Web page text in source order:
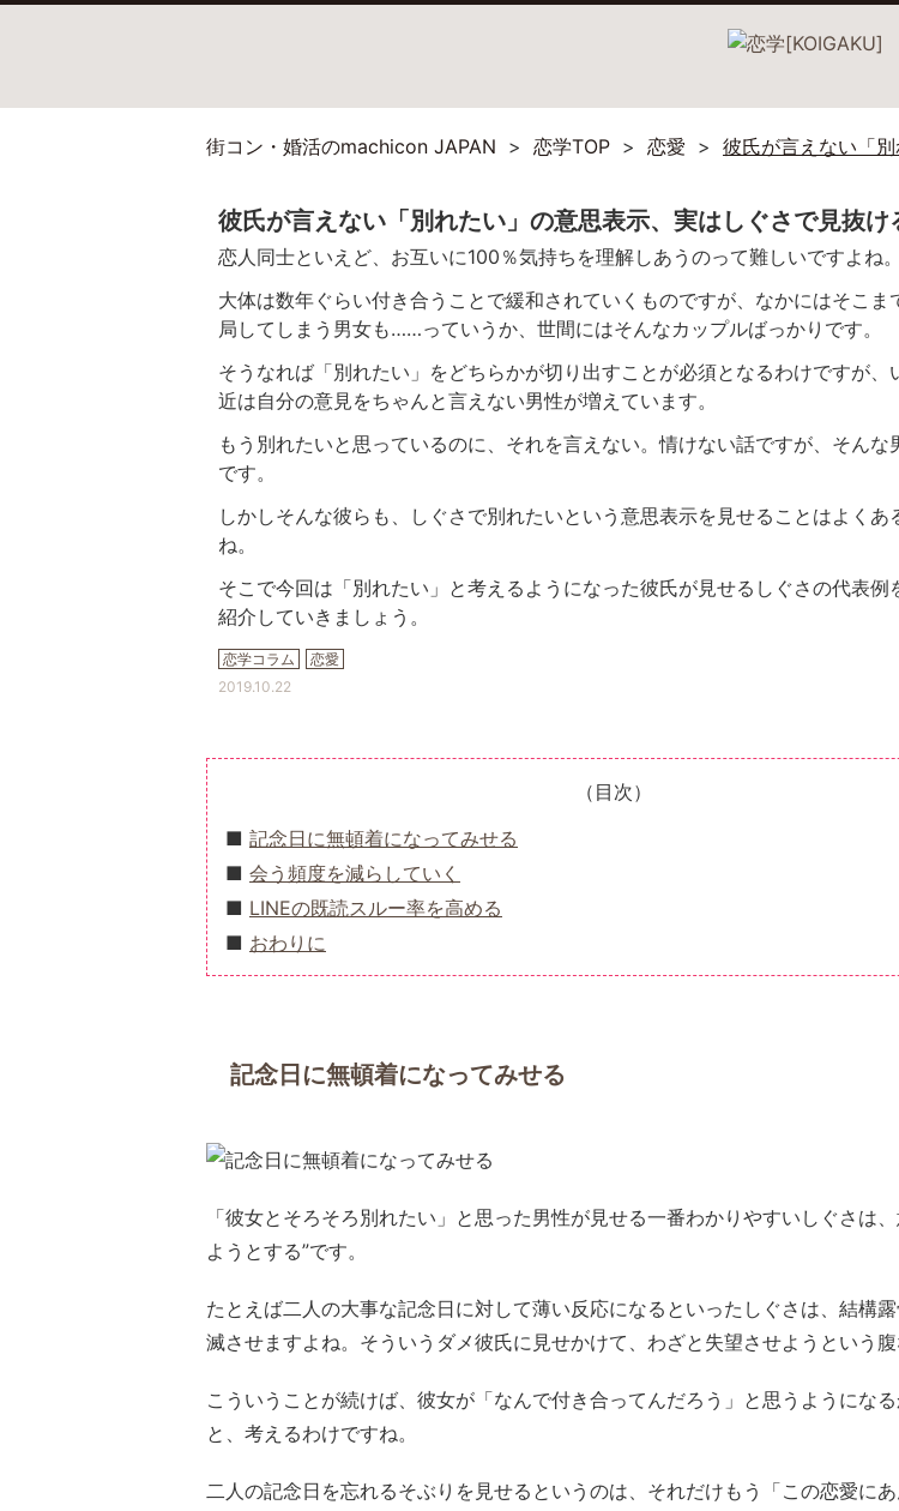
街コン・婚活のmachicon JAPAN 恋学TOP 恋愛 彼氏が言えない「
彼氏が言えない「別れたい」の意思表示、実はしぐさで見抜け
恋人同士といえど、お互いに100％気持ちを理解しあうのって難しいですよね。
大体は数年ぐらい付き合うことで緩和されていくものですが、なかにはそこま
局してしまう男女も……っていうか、世間にはそんなカップルばっかりです。
そうなれば「別れたい」をどちらかが切り出すことが必須となるわけですが、
近は自分の意見をちゃんと言えない男性が増えています。
もう別れたいと思っているのに、それを言えない。情けない話ですが、そんな
です。
しかしそんな彼らも、しぐさで別れたいという意思表示を見せることはよくあ
ね。
そこで今回は「別れたい」と考えるようになった彼氏が見せるしぐさの代表例
紹介していきましょう。
恋学コラム 恋愛
2019.10.22
（目次）
記念日に無頓着になってみせる
会う頻度を減らしていく
LINEの既読スルー率を高める
おわりに
記念日に無頓着になってみせる
「彼女とそろそろ別れたい」と思った男性が見せる一番わかりやすいしぐさは
ようとする”です。
たとえば二人の大事な記念日に対して薄い反応になるといったしぐさは、結構
滅させますよね。そういうダメ彼氏に見せかけて、わざと失望させようという腹
こういうことが続けば、彼女が「なんで付き合ってんだろう」と思うようにな
と、考えるわけですね。
二人の記念日を忘れるそぶりを見せるというのは、それだけもう「この恋愛に